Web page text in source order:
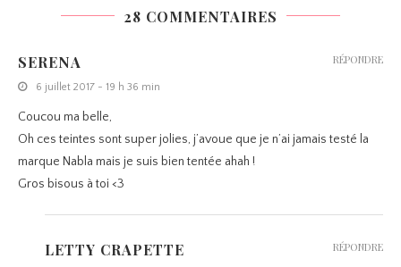
28 COMMENTAIRES
SERENA
6 juillet 2017 - 19 h 36 min
Coucou ma belle,
Oh ces teintes sont super jolies, j’avoue que je n’ai jamais testé la
marque Nabla mais je suis bien tentée ahah !
Gros bisous à toi <3
RÉPONDRE
LETTY CRAPETTE RÉPONDRE